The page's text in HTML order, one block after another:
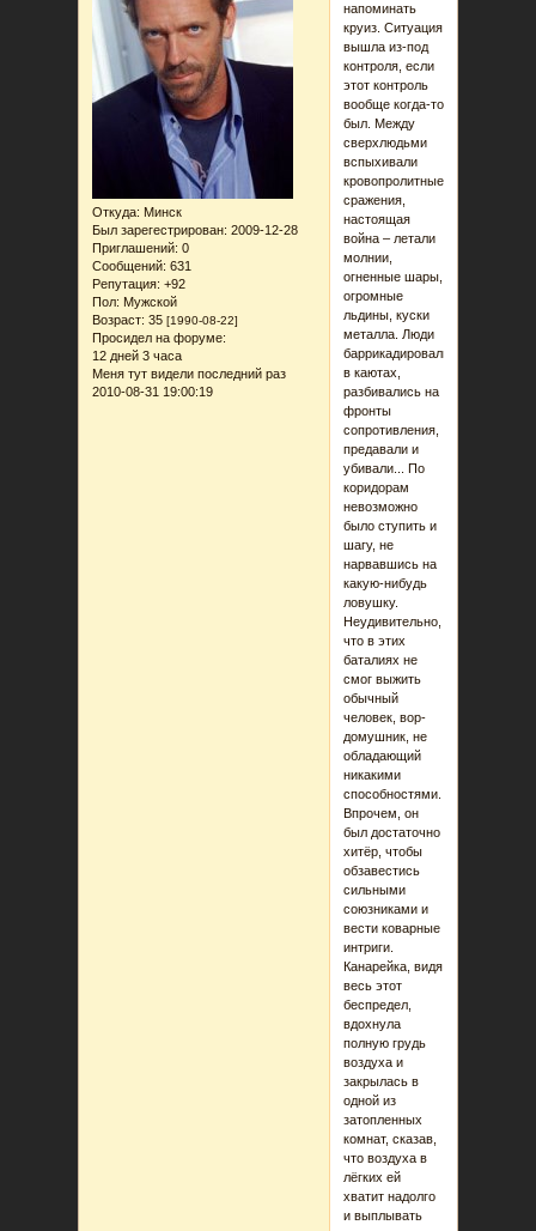
Откуда: Минск
Был зарегестрирован: 2009-12-28
Приглашений: 0
Сообщений: 631
Репутация: +92
Пол: Мужской
Возраст: 35 [1990-08-22]
Просидел на форуме:
12 дней 3 часа
Меня тут видели последний раз
2010-08-31 19:00:19
напоминать
круиз. Ситуация
вышла из-под
контроля, если
этот контроль
вообще когда-то
был. Между
сверхлюдьми
вспыхивали
кровопролитные
сражения,
настоящая
война – летали
молнии,
огненные шары,
огромные
льдины, куски
металла. Люди
баррикадировались
в каютах,
разбивались на
фронты
сопротивления,
предавали и
убивали... По
коридорам
невозможно
было ступить и
шагу, не
нарвавшись на
какую-нибудь
ловушку.
Неудивительно,
что в этих
баталиях не
смог выжить
обычный
человек, вор-
домушник, не
обладающий
никакими
способностями.
Впрочем, он
был достаточно
хитёр, чтобы
обзавестись
сильными
союзниками и
вести коварные
интриги.
Канарейка, видя
весь этот
беспредел,
вдохнула
полную грудь
воздуха и
закрылась в
одной из
затопленных
комнат, сказав,
что воздуха в
лёгких ей
хватит надолго
и выплывать